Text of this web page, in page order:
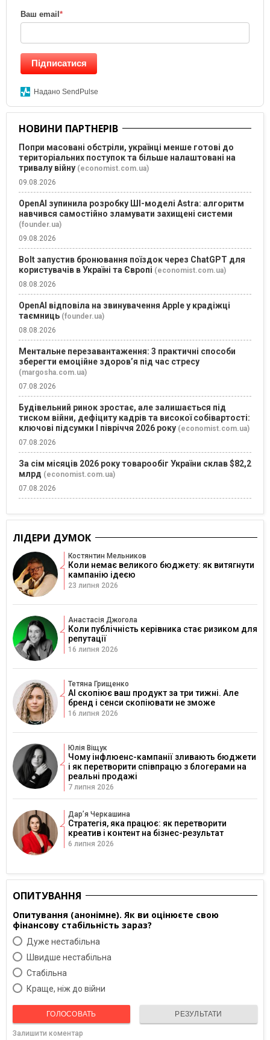
Ваш email *
Підписатися
Надано SendPulse
НОВИНИ ПАРТНЕРІВ
Попри масовані обстріли, українці менше готові до
територіальних поступок та більше налаштовані на
тривалу війну (economist.com.ua)
09.08.2026
OpenAI зупинила розробку ШІ-моделі Astra: алгоритм
навчився самостійно зламувати захищені системи
(founder.ua)
09.08.2026
Bolt запустив бронювання поїздок через ChatGPT для
користувачів в Україні та Європі (economist.com.ua)
08.08.2026
OpenAI відповіла на звинувачення Apple у крадіжці
таємниць (founder.ua)
08.08.2026
Ментальне перезавантаження: 3 практичні способи
зберегти емоційне здоров’я під час стресу
(margosha.com.ua)
07.08.2026
Будівельний ринок зростає, але залишається під
тиском війни, дефіциту кадрів та високої собівартості:
ключові підсумки І півріччя 2026 року (economist.com.ua)
07.08.2026
За сім місяців 2026 року товарообіг України склав $82,2
млрд (economist.com.ua)
07.08.2026
ЛІДЕРИ ДУМОК
Костянтин Мельников
Коли немає великого бюджету: як витягнути
кампанію ідеєю
23 липня 2026
Анастасія Джогола
Коли публічність керівника стає ризиком для
репутації
16 липня 2026
Тетяна Грищенко
AI скопіює ваш продукт за три тижні. Але
бренд і сенси скопіювати не зможе
16 липня 2026
Юлія Віщук
Чому інфлюенс-кампанії зливають бюджети
і як перетворити співпрацю з блогерами на
реальні продажі
7 липня 2026
Дарʼя Черкашина
Стратегія, яка працює: як перетворити
креатив і контент на бізнес-результат
6 липня 2026
ОПИТУВАННЯ
Опитування (анонімне). Як ви оцінюєте свою
фінансову стабільність зараз?
Дуже нестабільна
Швидше нестабільна
Cтабільна
Краще, ніж до війни
ГОЛОСОВАТЬ РЕЗУЛЬТАТИ
Залишити коментар